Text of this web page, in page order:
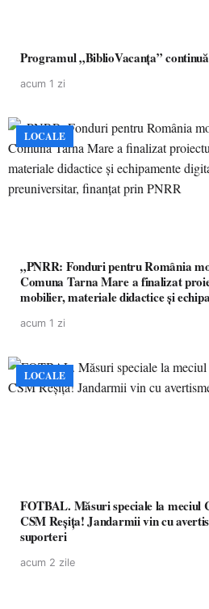
Programul „BiblioVacanța”
acum 1 zi
LOCALE
„PNRR: Fonduri pentru România
Comuna Tarna Mare a finalizat
mobilier, materiale didactice și
acum 1 zi
LOCALE
FOTBAL. Măsuri speciale la meciul
CSM Reșița! Jandarmii vin cu
suporteri
acum 2 zile